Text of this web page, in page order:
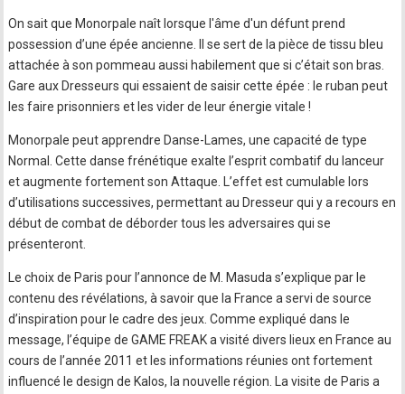
On sait que Monorpale naît lorsque l'âme d'un défunt prend
possession d’une épée ancienne. Il se sert de la pièce de tissu bleu
attachée à son pommeau aussi habilement que si c’était son bras.
Gare aux Dresseurs qui essaient de saisir cette épée : le ruban peut
les faire prisonniers et les vider de leur énergie vitale !
Monorpale peut apprendre Danse-Lames, une capacité de type
Normal. Cette danse frénétique exalte l’esprit combatif du lanceur
et augmente fortement son Attaque. L’effet est cumulable lors
d’utilisations successives, permettant au Dresseur qui y a recours en
début de combat de déborder tous les adversaires qui se
présenteront.
Le choix de Paris pour l’annonce de M. Masuda s’explique par le
contenu des révélations, à savoir que la France a servi de source
d’inspiration pour le cadre des jeux. Comme expliqué dans le
message, l’équipe de GAME FREAK a visité divers lieux en France au
cours de l’année 2011 et les informations réunies ont fortement
influencé le design de Kalos, la nouvelle région. La visite de Paris a